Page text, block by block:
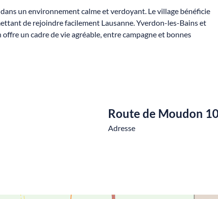
un environnement calme et verdoyant. Le village bénéficie
de rejoindre facilement Lausanne. Yverdon-les-Bains et
un cadre de vie agréable, entre campagne et bonnes
Route de Moudon
Adresse